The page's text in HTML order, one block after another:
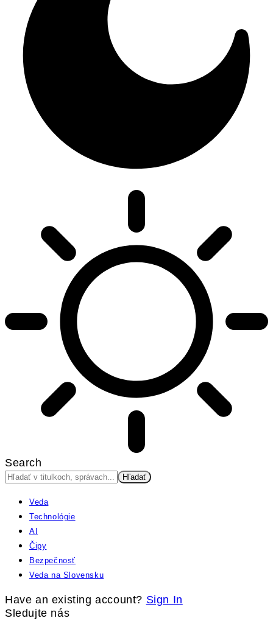
Search
Veda
Technológie
AI
Čipy
Bezpečnosť
Veda na Slovensku
Have an existing account? Sign In
Sledujte nás